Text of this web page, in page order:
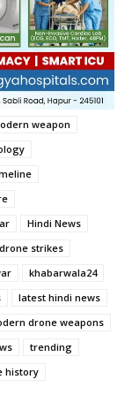
weapon
Hindi News
strikes
khabarwala24
latest hindi news
drone weapons
trending
history